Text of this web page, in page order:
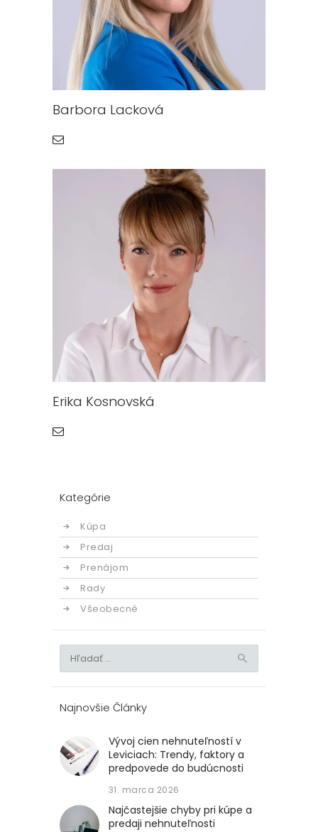
Barbora Lacková
Erika Kosnovská
Kategórie
Kúpa
Predaj
Prenájom
Rady
Všeobecné
Hľadať:
Najnovšie Články
Vývoj cien nehnuteľností v
Leviciach: Trendy, faktory a
predpovede do budúcnosti
31. marca 2026
Najčastejšie chyby pri kúpe a
predaji nehnuteľnosti